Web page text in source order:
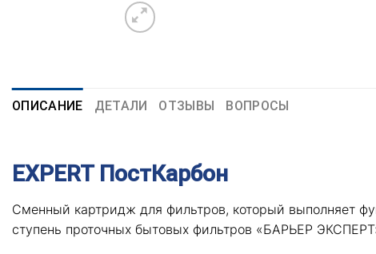
ОПИСАНИЕ ДЕТАЛИ ОТЗЫВЫ ВОПРОСЫ
EXPERT ПостКарбон
Сменный картридж для фильтров, который выполняет
ступень проточных бытовых фильтров «БАРЬЕР